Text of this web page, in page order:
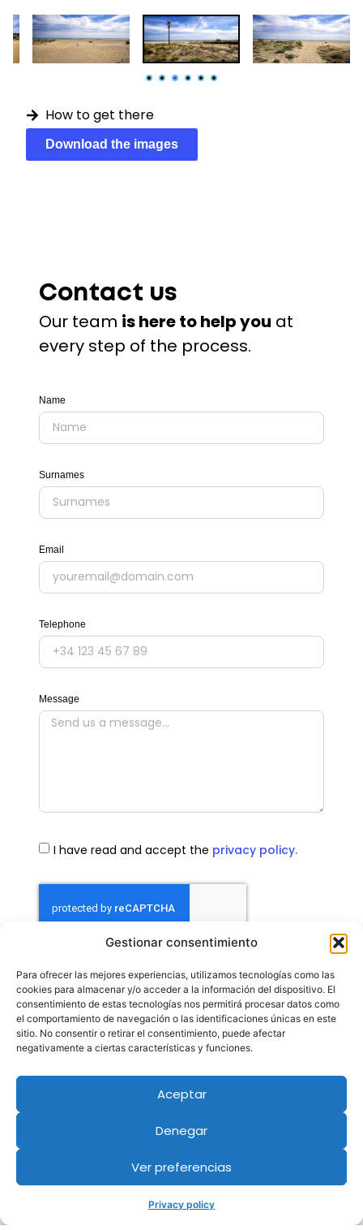
Gestionar consentimiento
Para ofrecer las mejores experiencias, utilizamos tecnologías como las
cookies para almacenar y/o acceder a la información del dispositivo. El
consentimiento de estas tecnologías nos permitirá procesar datos como
el comportamiento de navegación o las identificaciones únicas en este
sitio. No consentir o retirar el consentimiento, puede afectar
negativamente a ciertas características y funciones.
Aceptar
Denegar
Ver preferencias
Privacy policy
How to get there
Download the images
Contact us
Our team is here to help you at
every step of the process.
Name
Surnames
Email
Telephone
Message
I have read and accept the privacy policy.
Contact